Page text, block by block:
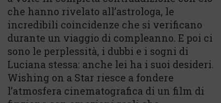
che hanno rivelato all’astrologa, le
incredibili coincidenze che si verificano
durante un viaggio di compleanno. E poi ci
sono le perplessità, i dubbi e i sogni di
Luciana stessa: anche lei ha i suoi desideri.
Wishing on a Star riesce a fondere
l’atmosfera cinematografica di un film di